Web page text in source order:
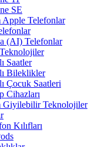
SE
Apple Telefonlar
(AI) Telefonlar
Saatler
Bileklikler
Çocuk Saatleri
Cihazları
Giyilebilir Teknolojiler
Kılıfları